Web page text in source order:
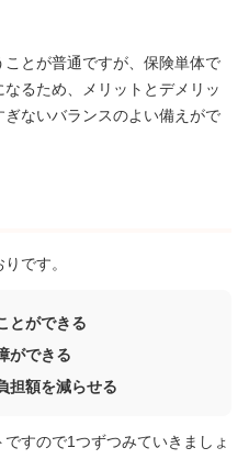
とが普通ですが、保険単体で
るため、メリットとデメリッ
ぎないバランスのよい備えがで
です。
とができる
ができる
担額を減らせる
すので1つずつみていきましょ